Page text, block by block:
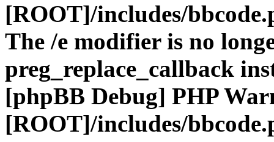
[ROOT]/includes/
The /e modifier is no
preg_replace_callback
[phpBB Debug] PHP
[ROOT]/includes/